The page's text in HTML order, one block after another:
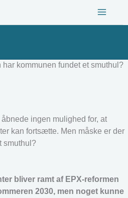
kommunen fundet et smuthul?
ingen mulighed for, at
kan fortsætte. Men måske er der
smuthul?
bliver ramt af EPX-reformen
2030, men noget kunne